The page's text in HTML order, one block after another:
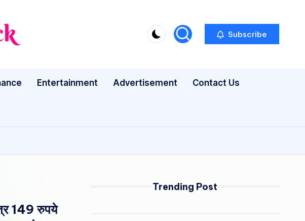
Subscribe
Entertainment Advertisement Contact Us
149 रुपये
Trending Post